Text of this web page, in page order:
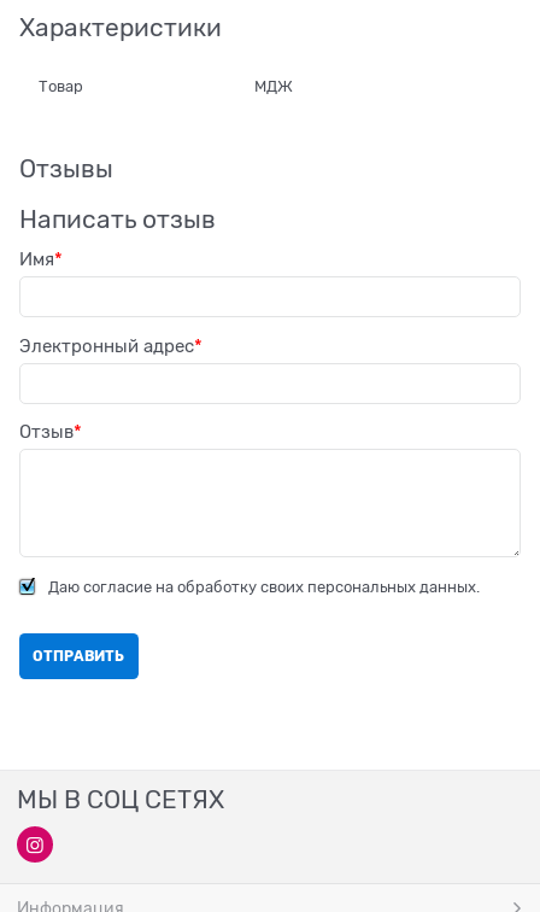
Характеристики
Товар МДЖ
Отзывы
Написать отзыв
Имя
Электронный адрес
Отзыв
Даю согласие на обработку своих персональных данных.
МЫ В СОЦ СЕТЯХ
Информация